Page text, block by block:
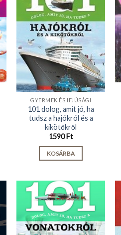
GYERMEK ÉS IFJÚSÁGI
101 dolog, amit jó, ha
tudsz a hajókról és a
kikötőkről
1590Ft
KOSÁRBA